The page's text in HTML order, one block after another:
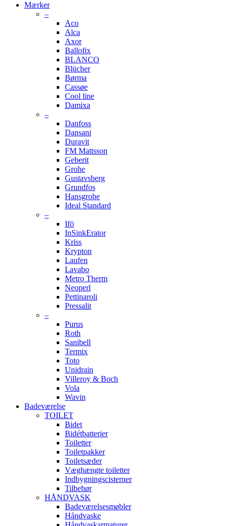
Mærker
–
Aco
Alca
Axor
Ballofix
BLANCO
Blücher
Børma
Cassøe
Cool line
Damixa
–
Danfoss
Dansani
Duravit
FM Mattsson
Geberit
Grohe
Gustavsberg
Grundfos
Hansgrohe
Ideal Standard
–
Ifö
InSinkErator
Kriss
Krypton
Laufen
Lavabo
Metro Therm
Neoperl
Pettinaroli
Pressalit
–
Purus
Roth
Sanibell
Termix
Toto
Unidrain
Villeroy & Boch
Vola
Wavin
Badeværelse
TOILET
Bidet
Bidétbatterier
Toiletter
Toiletpakker
Toiletsæder
Væghængte toiletter
Indbygningscisterner
Tilbehør
HÅNDVASK
Badeværelsesmøbler
Håndvaske